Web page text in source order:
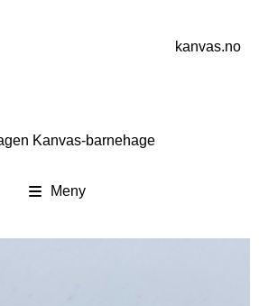
kanvas.no
Kanvas-barnehage
Meny